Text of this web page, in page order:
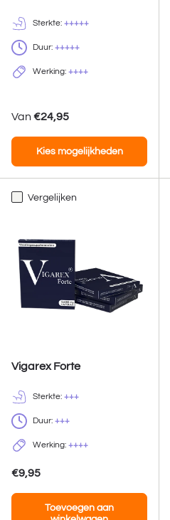
Sterkte: +++++
Duur: +++++
Werking: ++++
Van €24,95
Kies mogelijkheden
Vergelijken
Vigarex Forte
Sterkte: +++
Duur: +++
Werking: ++++
€9,95
Toevoegen aan